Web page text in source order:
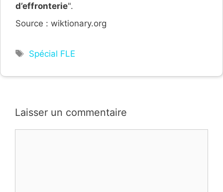
d’effronterie".
Source : wiktionary.org
Étiquettes
Spécial FLE
Laisser un commentaire